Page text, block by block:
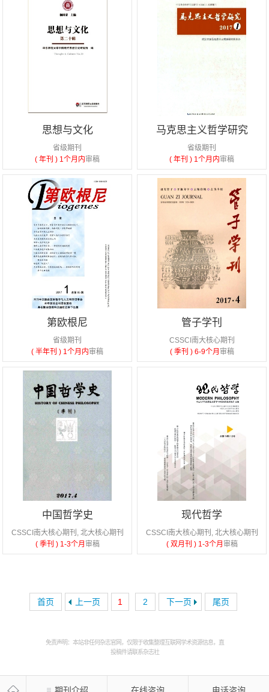
思想与文化
省级期刊
( 年刊 ) 1个月内审稿
马克思主义哲学研究
省级期刊
( 年刊 ) 1个月内审稿
第欧根尼
省级期刊
( 半年刊 ) 1个月内审稿
管子学刊
CSSCI南大核心期刊
( 季刊 ) 6-9个月 审稿
中国哲学史
CSSCI南大核心期刊, 北大核心期刊
( 季刊 ) 1-3个月 审稿
现代哲学
CSSCI南大核心期刊, 北大核心期刊
( 双月刊 ) 1-3个月 审稿
首页 上一页 1 2 下一页 尾页
免责声明：本站非任何杂志官网，仅限于收集整理互联网学术资源信息，直
投稿件请联系杂志社